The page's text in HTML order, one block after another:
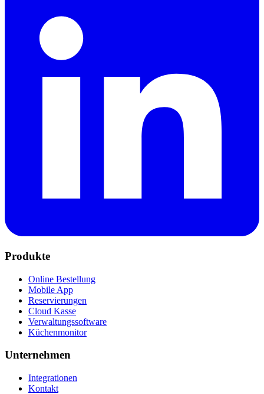
Produkte
Online Bestellung
Mobile App
Reservierungen
Cloud Kasse
Verwaltungssoftware
Küchenmonitor
Unternehmen
Integrationen
Kontakt